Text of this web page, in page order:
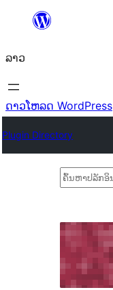
ທີ່
ເນື້ອຫາ
ລາວ
ດາວໂຫລດ WordPress
Plugin Directory
ຄົ້ນ
ລັກ